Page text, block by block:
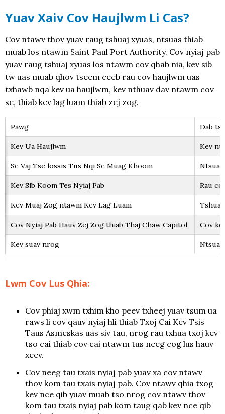
Yuav Xaiv Cov Haujlwm Li Cas?
Cov ntawv thov yuav raug tshuaj xyuas, ntsuas thiab
muab los ntawm Saint Paul Port Authority. Cov nyiaj pab
yuav raug tshuaj xyuas los ntawm cov qhab nia, kev sib
tw uas muab qhov tseem ceeb rau cov haujlwm uas
txhawb nqa kev ua haujlwm, kev nthuav dav ntawm cov
se, thiab kev lag luam thiab zej zog.
Pawg Dab
Kev Ua Haujlwm Kev
Se Vaj Tse lossis Tus Nqi Se Muag Khoom
Kev Sib Koom Tes Nyiaj Pab Rau
Kev Muaj Zog ntawm Kev Lag Luam Tshuaj
Cov Nyiaj Pab Hauv Zej Zog thiab Thaj Chaw Capitol Cov
Kev suav nrog
Lwm Cov Lus Qhia:
Cov phiaj xwm txhim kho peev txheej yuav tsum ua
raws li cov qauv nyiaj hli thiab Txoj Cai Kev Tsis
Taus Asmeskas uas siv tau, nrog rau txhua txoj kev
tso cai thiab cov cai ntawm tus neeg cog lus hauv
xeev.
Cov neeg tau txais nyiaj pab yuav xa cov ntawv
thov kom tau txais nyiaj pab. Cov ntawv qhia txog
kev nce qib yuav muab tso nrog cov ntawv thov
kom tau txais nyiaj pab kom taug qab kev nce qib